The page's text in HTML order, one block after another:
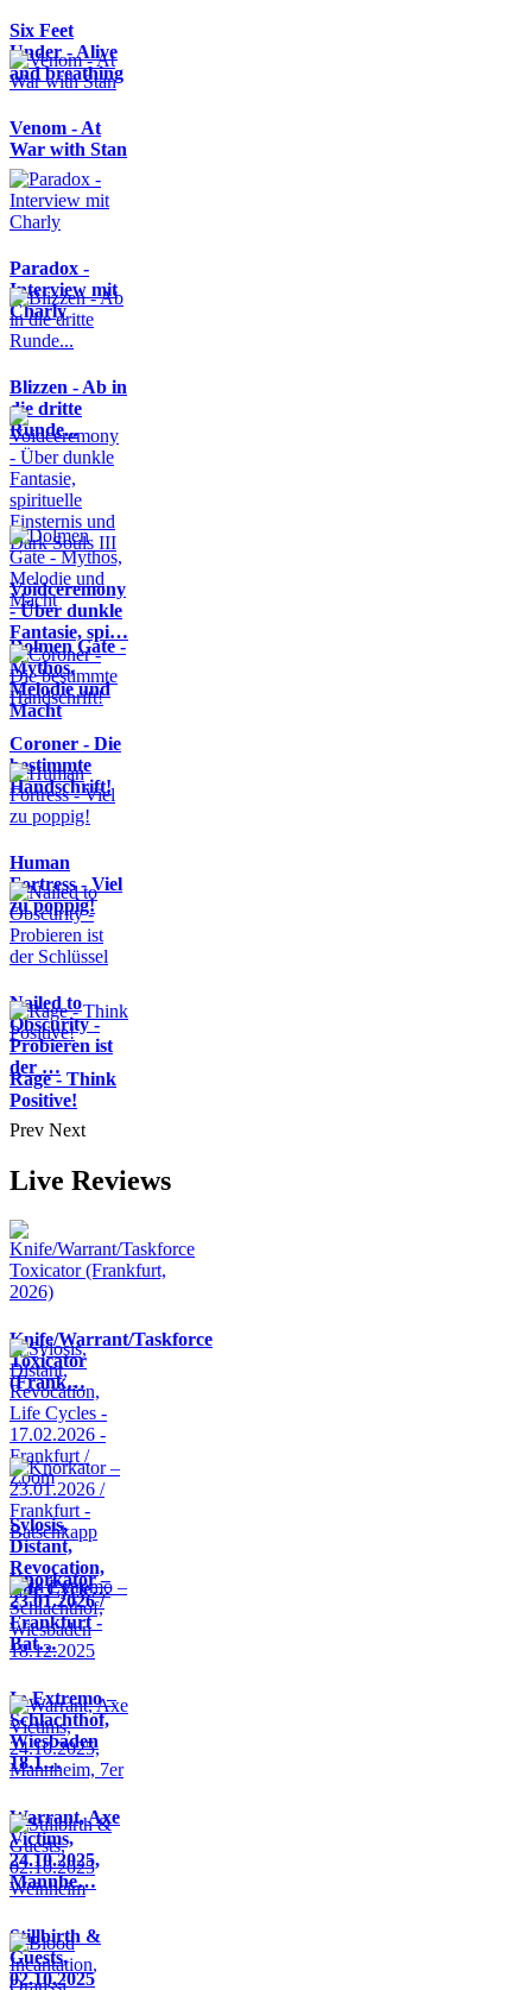
Six Feet
Under - Alive
and breathing
Venom - At
War with Stan
Paradox -
Interview mit
Charly
Blizzen - Ab in
die dritte
Runde...
Voidceremony
- Über dunkle
Fantasie, spi…
Dolmen Gate -
Mythos,
Melodie und
Macht
Coroner - Die
bestimmte
Handschrift!
Human
Fortress - Viel
zu poppig!
Nailed to
Obscurity -
Probieren ist
der …
Rage - Think
Positive!
Prev Next
Live Reviews
Knife/Warrant/Taskforce
Toxicator
(Frank…
Sylosis,
Distant,
Revocation,
Life Cycle…
Knorkator –
23.01.2026 /
Frankfurt -
Bat…
In Extremo –
Schlachthof,
Wiesbaden
18.1…
Warrant, Axe
Victims,
24.10.2025,
Mannhe…
Stillbirth &
Guests,
02.10.2025